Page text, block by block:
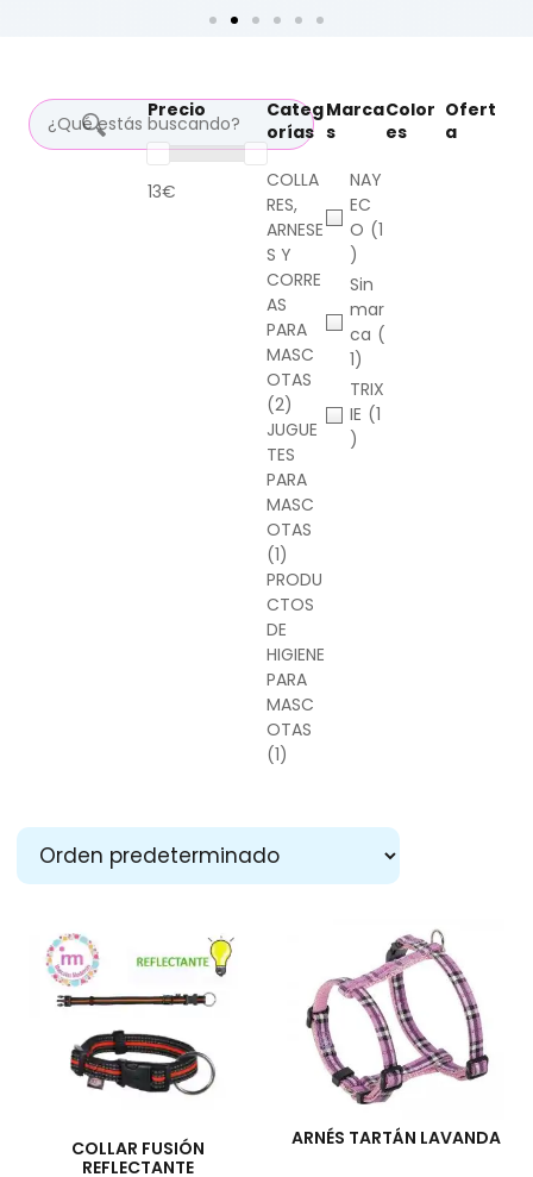
Precio
13€
Categ
orías
COLLA
RES,
ARNESE
S Y
CORRE
AS
PARA
MASC
OTAS
(2)
JUGUE
TES
PARA
MASC
OTAS
(1)
PRODU
CTOS
DE
HIGIENE
PARA
MASC
OTAS
(1)
Marca
s
NAY
EC
O (1
)
Sin
mar
ca (
1)
TRIX
IE (1
)
Color
es
Ofert
a
COLLAR FUSIÓN
REFLECTANTE
ARNÉS TARTÁN LAVANDA